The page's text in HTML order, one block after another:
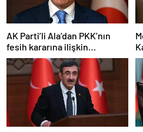
AK Parti’li Ala’dan PKK’nın
fesih kararına ilişkin
açıklama: Pazarlık söz konusu
değildir